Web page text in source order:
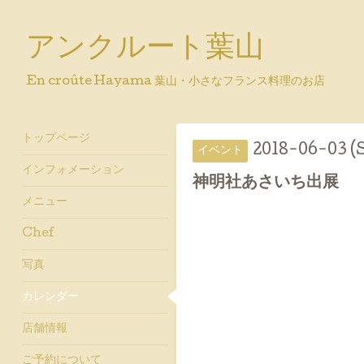
アンクルート葉山
En croûte Hayama 葉山・小さなフランス料理のお店
イベント 2018-06-03
神明社あさいち出展
トップページ
インフォメーション
メニュー
Chef
写真
カレンダー
店舗情報
ご予約について